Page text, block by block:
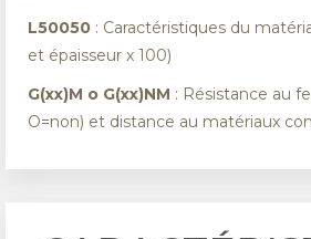
L50050 : Caractéristiques du
et épaisseur x 100)
G(xx)M o G(xx)NM : Résistance au
O=non) et distance au matériaux